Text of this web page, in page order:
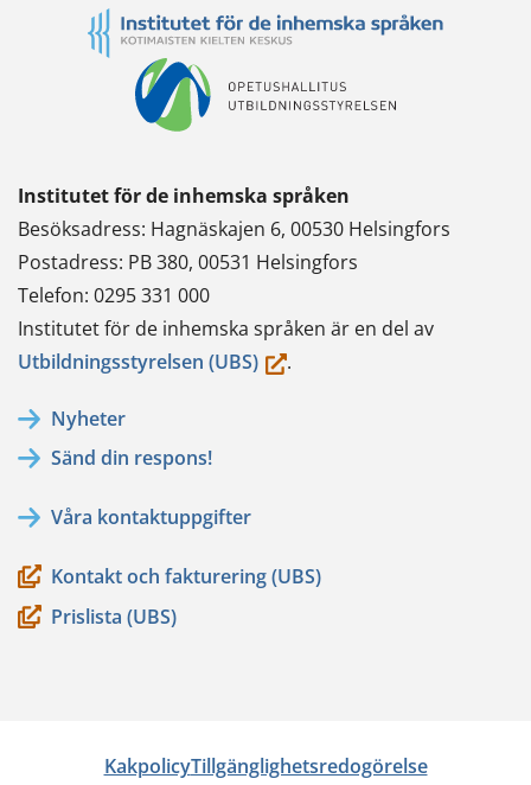
Institutet för de inhemska språken
Besöksadress: Hagnäskajen 6, 00530 Helsingfors
Postadress: PB 380, 00531 Helsingfors
Telefon: 0295 331 000
Institutet för de inhemska språken är en del av
Utbildningsstyrelsen (UBS)(du.
Nyheter
Sänd din respons!
Våra kontaktuppgifter
Kontakt och fakturering (UBS)
Prislista (UBS)
KakpolicyTillgänglighetsredogörelse